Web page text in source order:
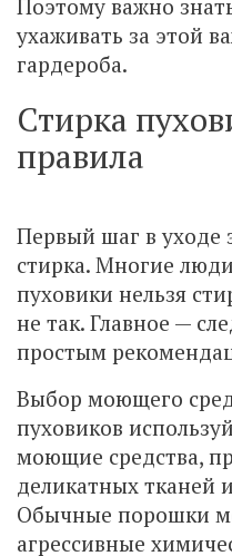
Поэтому важно
ухаживать за этой
гардероба.
Стирка
правила
Первый шаг в уходе
стирка. Многие
пуховики нельзя
не так. Главное —
простым
Выбор моющего
пуховиков
моющие средства,
деликатных тканей
Обычные порошки
агрессивные